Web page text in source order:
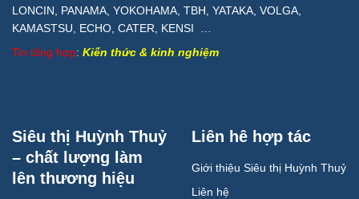
LONCIN, PANAMA, YOKOHAMA, TBH, YATAKA, VOLGA,
KAMASTSU, ECHO, CATER, KENSI …
Tin tổng hợp: Kiến thức & kinh nghiệm
Siêu thị Huỳnh Thuỷ
– chất lượng làm
lên thương hiệu
Liên hê hợp tác
Giới thiệu Siêu thị Huỳnh Thuỷ
Liên hệ